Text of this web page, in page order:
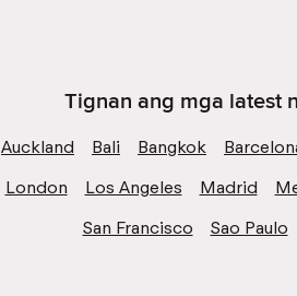
Tignan ang mga latest
Auckland Bali Bangkok
London Los Angeles Madrid
San Francisco
Sao Paulo